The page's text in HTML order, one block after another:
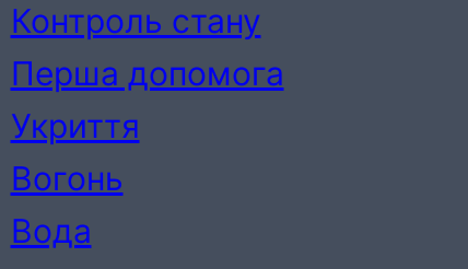
Контроль стану
Перша допомога
Укриття
Вогонь
Вода